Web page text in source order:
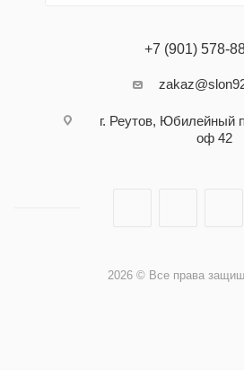
+7 (901) 578-
г. Реутов, Юбилейный
оф 42
2026 © Все права